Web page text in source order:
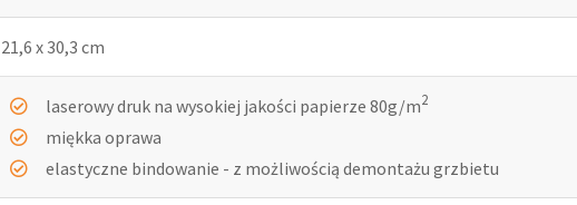
21,6 x 30,3 cm
laserowy druk na wysokiej jakości papierze 80g/m2
miękka oprawa
elastyczne bindowanie - z możliwością demontażu grzbietu